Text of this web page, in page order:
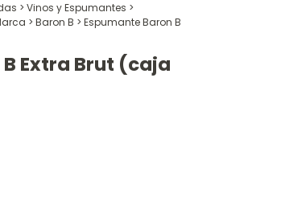
> Vinos y Espumantes >
> Baron B > Espumante Baron B
Extra Brut (caja